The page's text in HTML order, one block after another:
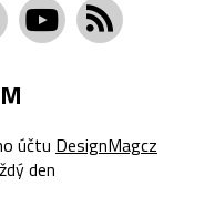
účtu DesignMagcz
den